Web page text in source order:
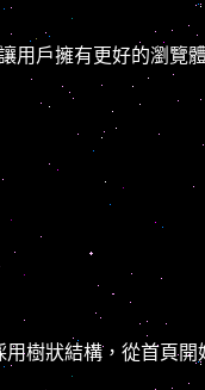
用戶擁有更好的瀏覽
樹狀結構，從首頁開